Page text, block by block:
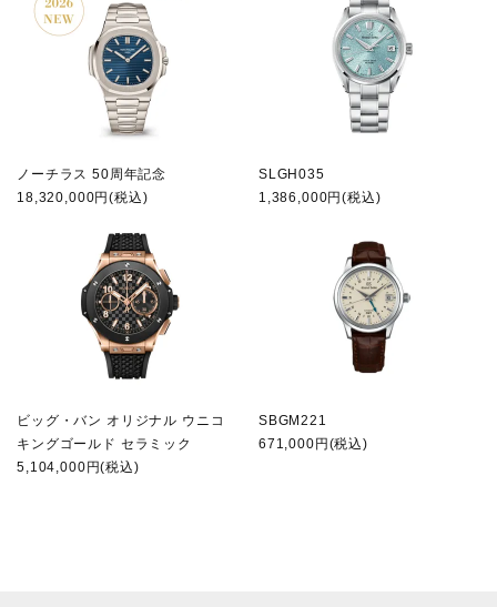
ノーチラス 50周年記念
18,320,000円(税込)
SLGH035
1,386,000円(税込)
ビッグ・バン オリジナル ウニコ
キングゴールド セラミック
5,104,000円(税込)
SBGM221
671,000円(税込)